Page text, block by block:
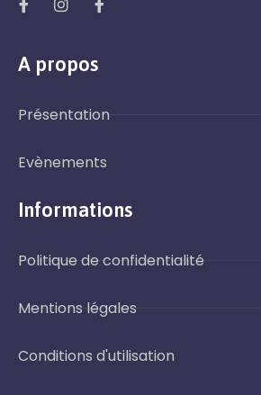
A propos
Présentation
Evènements
Informations
Politique de confidentialité
Mentions légales
Conditions d'utilisation